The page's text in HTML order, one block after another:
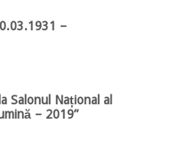
–
Salonul Național al
– 2019”